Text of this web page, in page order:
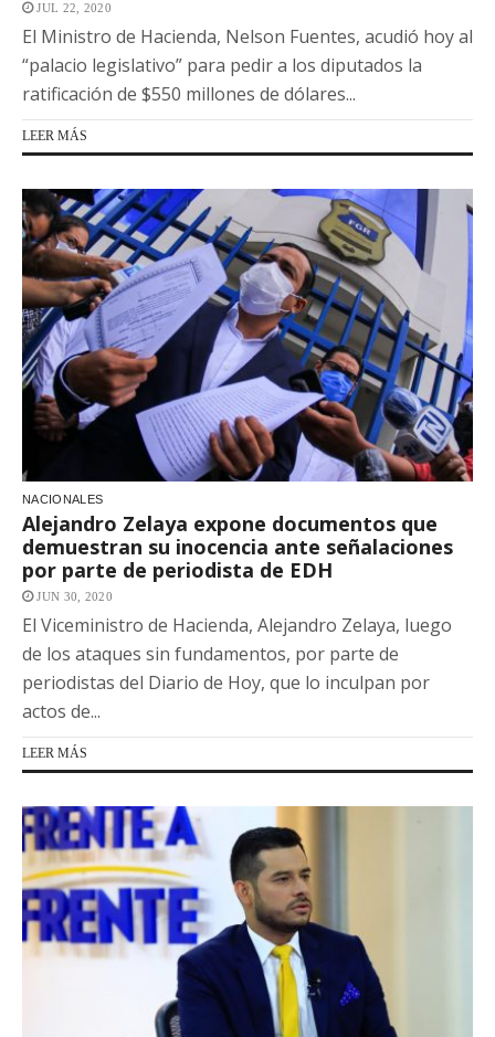
JUL 22, 2020
El Ministro de Hacienda, Nelson Fuentes, acudió hoy al
“palacio legislativo” para pedir a los diputados la
ratificación de $550 millones de dólares...
LEER MÁS
NACIONALES
Alejandro Zelaya expone documentos que
demuestran su inocencia ante señalaciones
por parte de periodista de EDH
JUN 30, 2020
El Viceministro de Hacienda, Alejandro Zelaya, luego
de los ataques sin fundamentos, por parte de
periodistas del Diario de Hoy, que lo inculpan por
actos de...
LEER MÁS